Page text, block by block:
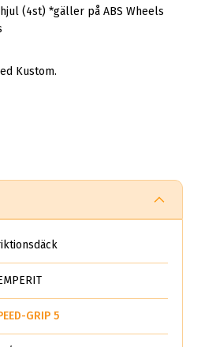
(4st) *gäller på ABS Wheels
Kustom.
GRIP 5